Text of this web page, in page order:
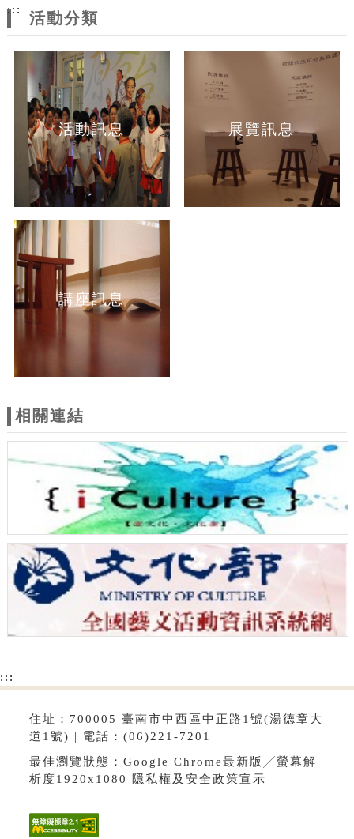
:::
活動分類
活動訊息 展覽訊息
講座訊息
相關連結
:::
住址：700005 臺南市中西區中正路1號(湯德章大
道1號) | 電話：(06)221-7201
最佳瀏覽狀態：Google Chrome最新版╱螢幕解
析度1920x1080 隱私權及安全政策宣示